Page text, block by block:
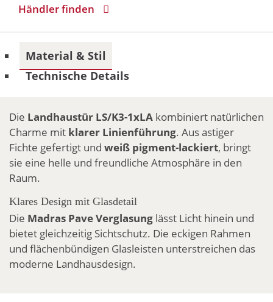
Händler finden
Material & Stil
Technische Details
Die Landhaustür LS/K3-1xLA kombiniert natürlichen
Charme mit klarer Linienführung. Aus astiger
Fichte gefertigt und weiß pigment-lackiert, bringt
sie eine helle und freundliche Atmosphäre in den
Raum.
Klares Design mit Glasdetail
Die Madras Pave Verglasung lässt Licht hinein und
bietet gleichzeitig Sichtschutz. Die eckigen Rahmen
und flächenbündigen Glasleisten unterstreichen das
moderne Landhausdesign.